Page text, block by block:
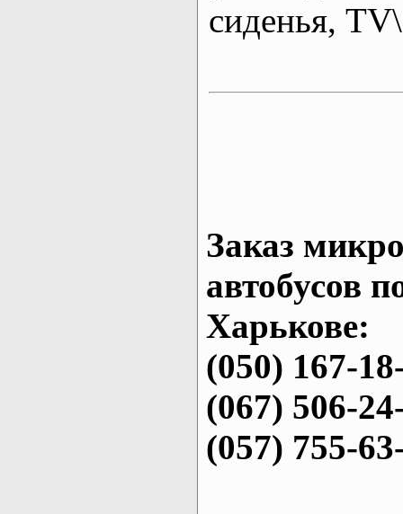
сиденья,
Заказ
автобусов
Харькове:
(050) 167-
(067) 506-
(057) 755-